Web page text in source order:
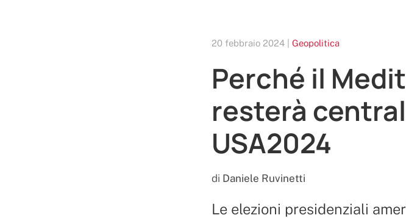
20 febbraio 2024 | Geopolitica
Perché il
resterà
USA2024
di Daniele Ruvinetti
Le elezioni presidenziali